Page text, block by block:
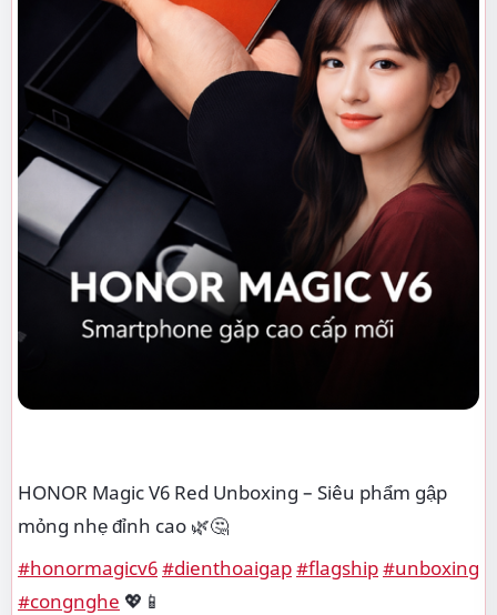
HONOR Magic V6 Red Unboxing – Siêu phẩm gập
mỏng nhẹ đỉnh cao 🌿🤔
#honormagicv6#dienthoaigap#flagship#unboxing
#congnghe 💖📱